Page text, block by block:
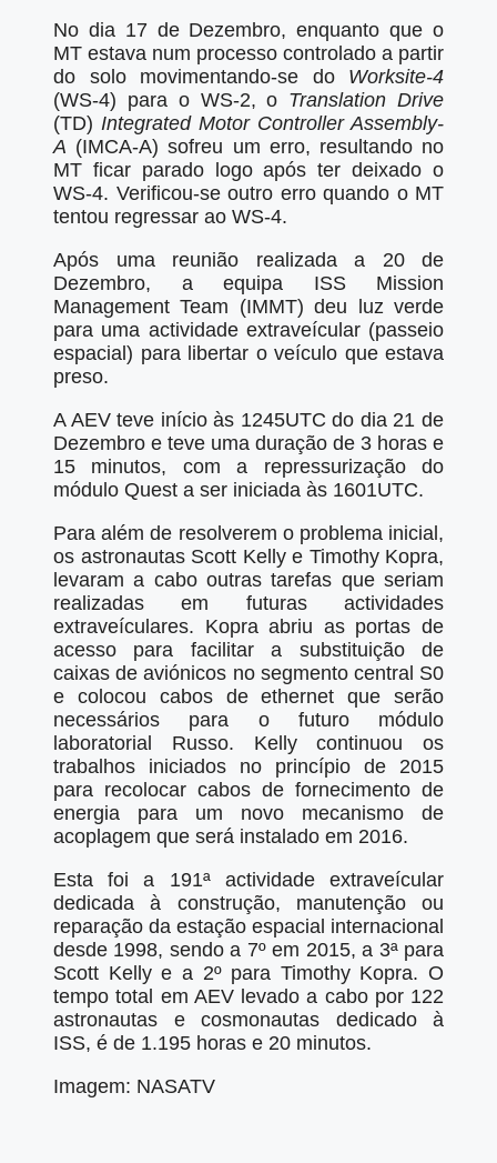
No dia 17 de Dezembro, enquanto que o
MT estava num processo controlado a partir
do solo movimentando-se do Worksite-4
(WS-4) para o WS-2, o Translation Drive
(TD) Integrated Motor Controller Assembly-
A (IMCA-A) sofreu um erro, resultando no
MT ficar parado logo após ter deixado o
WS-4. Verificou-se outro erro quando o MT
tentou regressar ao WS-4.
Após uma reunião realizada a 20 de
Dezembro, a equipa ISS Mission
Management Team (IMMT) deu luz verde
para uma actividade extraveícular (passeio
espacial) para libertar o veículo que estava
preso.
A AEV teve início às 1245UTC do dia 21 de
Dezembro e teve uma duração de 3 horas e
15 minutos, com a repressurização do
módulo Quest a ser iniciada às 1601UTC.
Para além de resolverem o problema inicial,
os astronautas Scott Kelly e Timothy Kopra,
levaram a cabo outras tarefas que seriam
realizadas em futuras actividades
extraveículares. Kopra abriu as portas de
acesso para facilitar a substituição de
caixas de aviónicos no segmento central S0
e colocou cabos de ethernet que serão
necessários para o futuro módulo
laboratorial Russo. Kelly continuou os
trabalhos iniciados no princípio de 2015
para recolocar cabos de fornecimento de
energia para um novo mecanismo de
acoplagem que será instalado em 2016.
Esta foi a 191ª actividade extraveícular
dedicada à construção, manutenção ou
reparação da estação espacial internacional
desde 1998, sendo a 7º em 2015, a 3ª para
Scott Kelly e a 2º para Timothy Kopra. O
tempo total em AEV levado a cabo por 122
astronautas e cosmonautas dedicado à
ISS, é de 1.195 horas e 20 minutos.
Imagem: NASATV